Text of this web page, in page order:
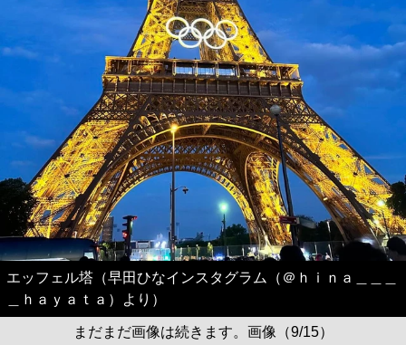
エッフェル塔（早田ひなインスタグラム（＠ｈｉｎａ＿＿＿
＿ｈａｙａｔａ）より）
まだまだ画像は続きます。画像（9/15）